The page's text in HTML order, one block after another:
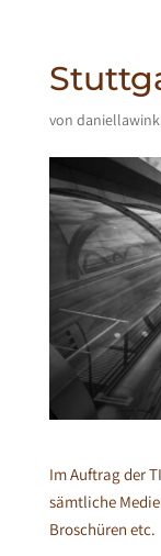
von
Im Auftrag der
sämtliche
Broschüren etc.